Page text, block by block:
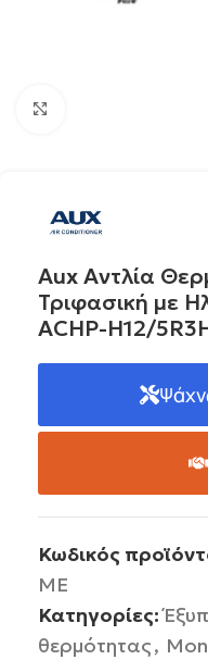
Aux Αντλία
Τριφασική με
ACHP-H12/
Κωδικός
ME
Κατηγορίες:
θερμότητας,